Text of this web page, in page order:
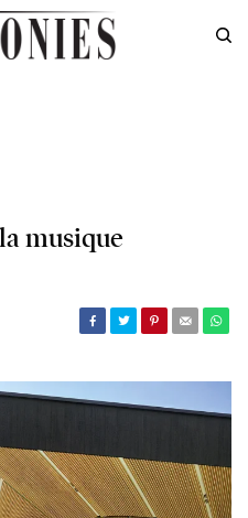
musique